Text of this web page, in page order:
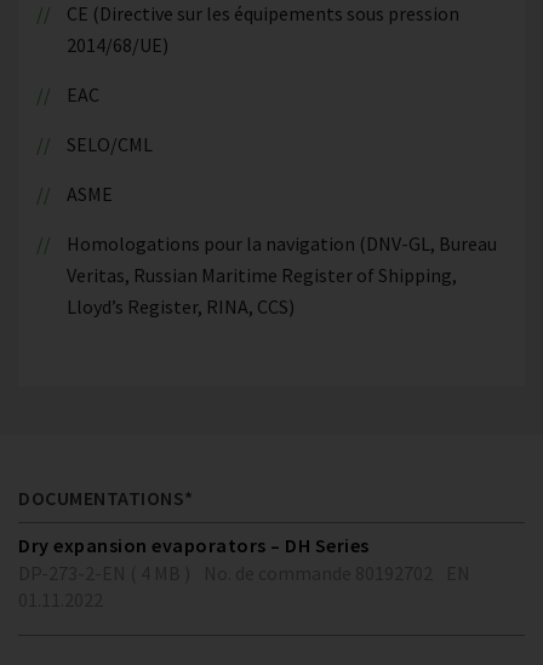
CE (Directive sur les équipements sous pression
2014/68/UE)
EAC
SELO/CML
ASME
Homologations pour la navigation (DNV-GL, Bureau
Veritas, Russian Maritime Register of Shipping,
Lloyd’s Register, RINA, CCS)
DOCUMENTATIONS*
Dry expansion evaporators – DH Series